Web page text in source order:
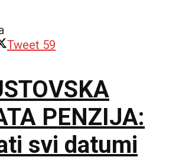
Tweet 59
PENZIJA:
svi datumi